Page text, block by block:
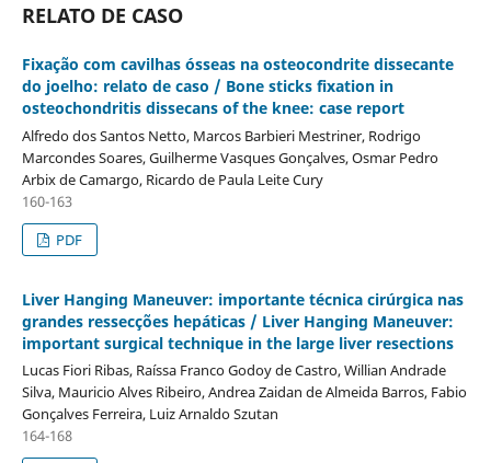
RELATO DE CASO
Fixação com cavilhas ósseas na osteocondrite dissecante
do joelho: relato de caso / Bone sticks fixation in
osteochondritis dissecans of the knee: case report
Alfredo dos Santos Netto, Marcos Barbieri Mestriner, Rodrigo
Marcondes Soares, Guilherme Vasques Gonçalves, Osmar Pedro
Arbix de Camargo, Ricardo de Paula Leite Cury
160-163
PDF
Liver Hanging Maneuver: importante técnica cirúrgica nas
grandes ressecções hepáticas / Liver Hanging Maneuver:
important surgical technique in the large liver resections
Lucas Fiori Ribas, Raí­ssa Franco Godoy de Castro, Willian Andrade
Silva, Mauricio Alves Ribeiro, Andrea Zaidan de Almeida Barros, Fabio
Gonçalves Ferreira, Luiz Arnaldo Szutan
164-168